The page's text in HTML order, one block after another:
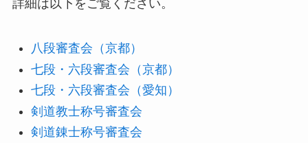
詳細は以下をご覧ください。
八段審査会（京都）
七段・六段審査会（京都）
七段・六段審査会（愛知）
剣道教士称号審査会
剣道錬士称号審査会